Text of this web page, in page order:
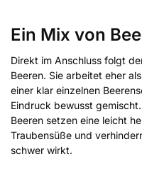
Ein Mix von
Direkt im Anschluss folgt
Beeren. Sie arbeitet eher
einer klar einzelnen
Eindruck bewusst
Beeren setzen eine leicht
Traubensüße und
schwer wirkt.